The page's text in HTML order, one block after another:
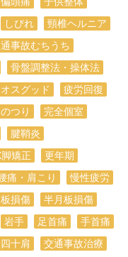
しびれ
頸椎ヘルニア
事故むちうち
骨盤調整法・操体法
オスグッド
疲労回復
つり
完全個室
腱鞘炎
矯正
更年期
痛・肩こり
慢性疲労
損傷
半月板損傷
岩手 足首痛
手首痛
四十肩
交通事故治療